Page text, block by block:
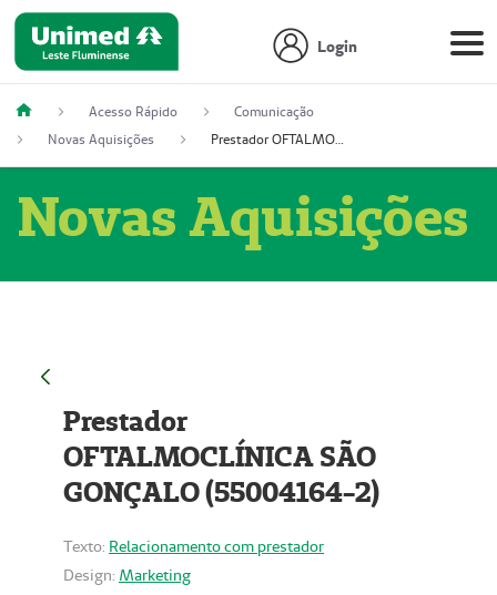
Login
Acesso Rápido
Comunicação
Novas Aquisições
Prestador OFTALMOCLÍNICA SÃO GONÇALO (55004164-2)
Novas Aquisições
Prestador
OFTALMOCLÍNICA SÃO
GONÇALO (55004164-2)
Texto: Relacionamento com prestador
Design: Marketing